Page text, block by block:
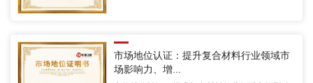
市场地位认证：提升复合材料行业领域市
场影响力、增...